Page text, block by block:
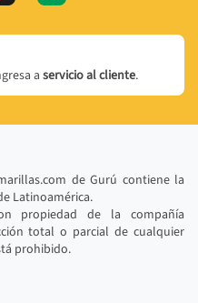
aservicio al cliente.
de Gurú contiene la
Latinoamérica.
propiedad de la compañía
total o parcial de cualquier
prohibido.